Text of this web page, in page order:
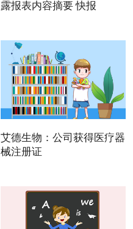
露报表内容摘要 快报
艾德生物：公司获得医疗器
械注册证